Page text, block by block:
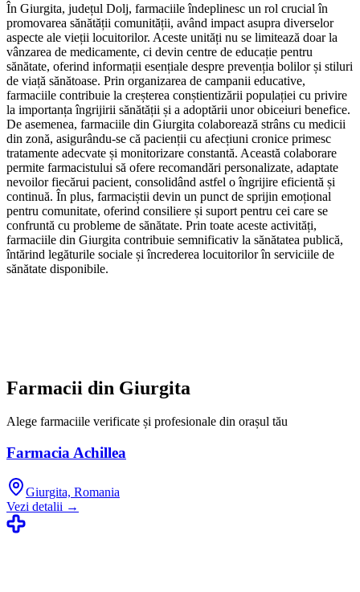
În Giurgita, județul Dolj, farmaciile îndeplinesc un rol crucial în
promovarea sănătății comunității, având impact asupra diverselor
aspecte ale vieții locuitorilor. Aceste unități nu se limitează doar la
vânzarea de medicamente, ci devin centre de educație pentru
sănătate, oferind informații esențiale despre prevenția bolilor și stiluri
de viață sănătoase. Prin organizarea de campanii educative,
farmaciile contribuie la creșterea conștientizării populației cu privire
la importanța îngrijirii sănătății și a adoptării unor obiceiuri benefice.
De asemenea, farmaciile din Giurgita colaborează strâns cu medicii
din zonă, asigurându-se că pacienții cu afecțiuni cronice primesc
tratamente adecvate și monitorizare constantă. Această colaborare
permite farmacistului să ofere recomandări personalizate, adaptate
nevoilor fiecărui pacient, consolidând astfel o îngrijire eficientă și
continuă. În plus, farmaciștii devin un punct de sprijin emoțional
pentru comunitate, oferind consiliere și suport pentru cei care se
confruntă cu probleme de sănătate. Prin toate aceste activități,
farmaciile din Giurgita contribuie semnificativ la sănătatea publică,
întărind legăturile sociale și încrederea locuitorilor în serviciile de
sănătate disponibile.
Farmacii din Giurgita
Alege farmaciile verificate și profesionale din orașul tău
Farmacia Achillea
Giurgita, Romania
Vezi detalii →